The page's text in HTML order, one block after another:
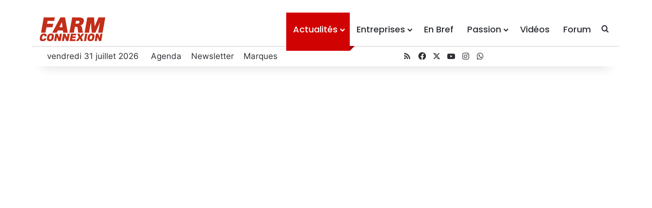
Actualités Entreprises En Bref Passion Vidéos Forum Recherche
vendredi 31 juillet 2026 Agenda Newsletter Marques RSSFacebookYouTubeInstagram
WhatsApp